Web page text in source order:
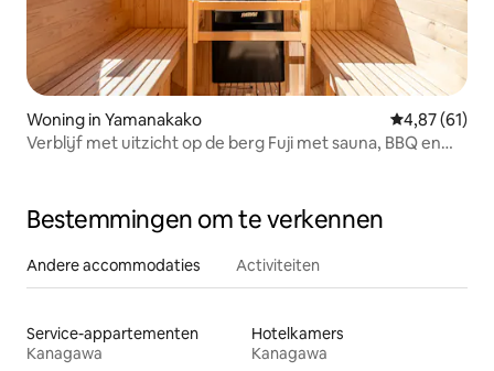
Woning in Yamanakako Gemiddelde
4,87 (61)
Verblijf met uitzicht op de berg Fuji met sauna, BBQ en
Bestemmingen om te verkennen
Andere accommodaties Activiteiten
Service-appartementen
Kanagawa
Hotelkamers
Kanagawa